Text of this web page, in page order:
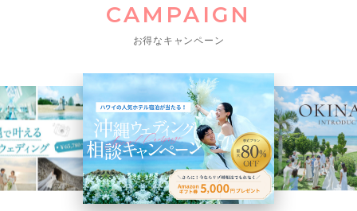
CAMPAIGN
お得なキャンペーン